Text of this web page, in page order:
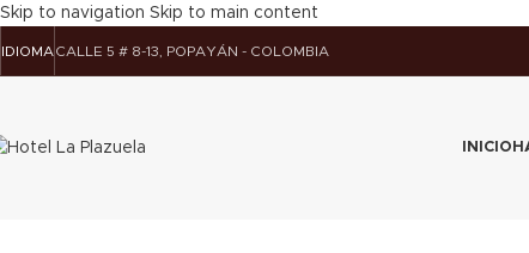
Skip to navigation Skip to main content
IDIOMA CALLE 5 # 8-13, POPAYÁN - COLOMBIA
INICIO